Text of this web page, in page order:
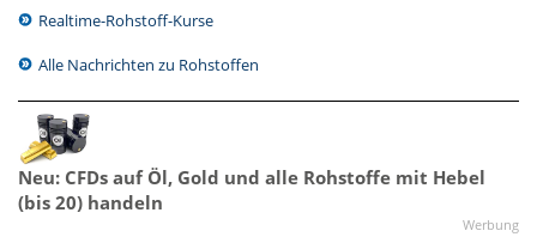
Realtime-Rohstoff-Kurse
Alle Nachrichten zu Rohstoffen
Neu: CFDs auf Öl, Gold und alle Rohstoffe mit Hebel
(bis 20) handeln
Werbung